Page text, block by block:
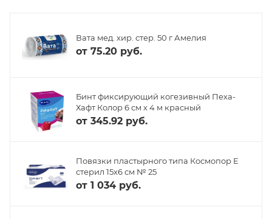
Вата мед. хир. стер. 50 г Амелия
от 75.20 руб.
Бинт фиксирующий когезивный Пеха-
Хафт Колор 6 см х 4 м красный
от 345.92 руб.
Повязки пластырного типа Космопор Е
стерил 15х6 см № 25
от 1 034 руб.